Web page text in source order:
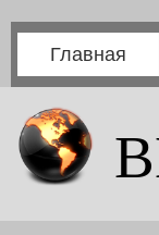
Главная